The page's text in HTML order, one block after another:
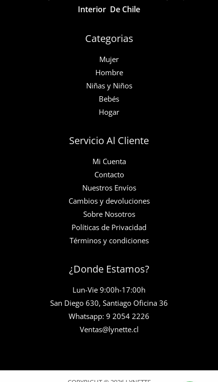
Interior De Chile
Categorias
Mujer
Hombre
Niñas y Niños
Bebés
Hogar
Servicio Al Cliente
Mi Cuenta
Contacto
Nuestros Envíos
Cambios y devoluciones
Sobre Nosotros
Políticas de Privacidad
Términos y condiciones
¿Donde Estamos?
Lun-Vie 9:00h-17:00h
San Diego 630, Santiago Oficina 36
Whatsapp: 9 2054 2226
Ventas@lynette.cl